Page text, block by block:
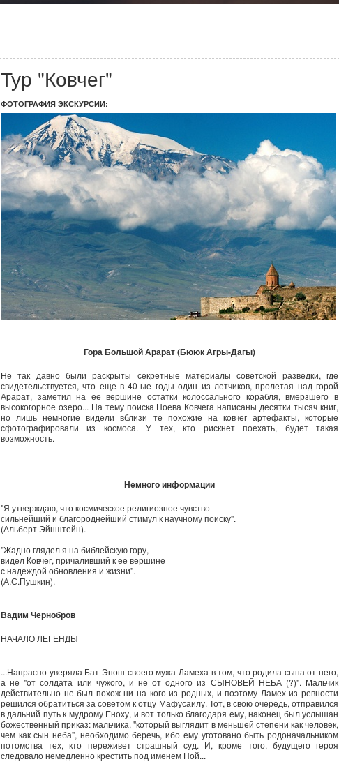
Тур "Ковчег"
ФОТОГРАФИЯ ЭКСКУРСИИ:
Гора Большой Арарат (Бююк Агры-Дагы)
Не так давно были раскрыты секретные материалы советской разведки, где
свидетельствуется, что еще в 40-ые годы один из летчиков, пролетая над горой
Арарат, заметил на ее вершине остатки колоссального корабля, вмерзшего в
высокогорное озеро... На тему поиска Ноева Ковчега написаны десятки тысяч книг,
но лишь немногие видели вблизи те похожие на ковчег артефакты, которые
сфотографировали из космоса. У тех, кто рискнет поехать, будет такая
возможность.
Немного информации
"Я утверждаю, что космическое религиозное чувство –
сильнейший и благороднейший стимул к научному поиску".
(Альберт Эйнштейн).
"Жадно глядел я на библейскую гору, –
видел Ковчег, причаливший к ее вершине
с надеждой обновления и жизни".
(А.С.Пушкин).
Вадим Чернобров
НАЧАЛО ЛЕГЕНДЫ
...Напрасно уверяла Бат-Энош своего мужа Ламеха в том, что родила сына от него,
а не "от солдата или чужого, и не от одного из СЫНОВЕЙ НЕБА (?)". Мальчик
действительно не был похож ни на кого из родных, и поэтому Ламех из ревности
решился обратиться за советом к отцу Мафусаилу. Тот, в свою очередь, отправился
в дальний путь к мудрому Еноху, и вот только благодаря ему, наконец был услышан
божественный приказ: мальчика, "который выглядит в меньшей степени как человек,
чем как сын неба", необходимо беречь, ибо ему уготовано быть родоначальником
потомства тех, кто переживет страшный суд. И, кроме того, будущего героя
следовало немедленно крестить под именем Ной...